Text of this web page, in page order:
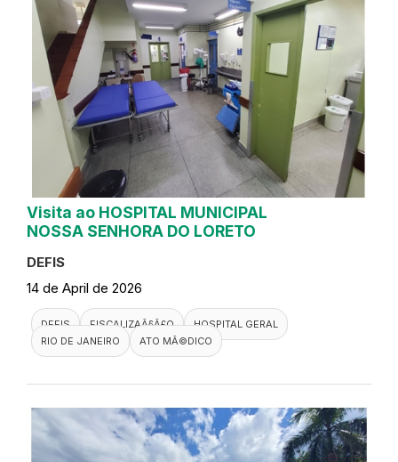
Visita ao HOSPITAL MUNICIPAL
NOSSA SENHORA DO LORETO
DEFIS
14 de April de 2026
DEFIS FISCALIZAÃ§Ã£O
HOSPITAL GERAL
RIO DE JANEIRO
ATO MÃ©DICO